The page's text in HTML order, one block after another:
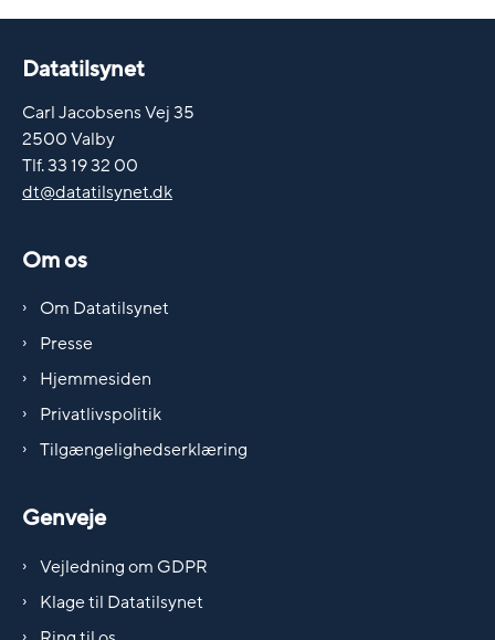
Datatilsynet
Carl Jacobsens Vej 35
2500 Valby
Tlf. 33 19 32 00
dt@datatilsynet.dk
Om os
Om Datatilsynet
Presse
Hjemmesiden
Privatlivspolitik
Tilgængelighedserklæring
Genveje
Vejledning om GDPR
Klage til Datatilsynet